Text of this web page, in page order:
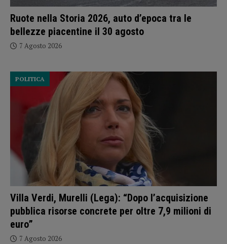
Ruote nella Storia 2026, auto d’epoca tra le
bellezze piacentine il 30 agosto
7 Agosto 2026
Villa Verdi, Murelli (Lega): “Dopo l’acquisizione
pubblica risorse concrete per oltre 7,9 milioni di
euro”
POLITICA
7 Agosto 2026